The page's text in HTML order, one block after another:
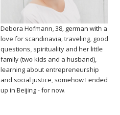
Debora Hofmann, 38, german with a
love for scandinavia, traveling, good
questions, spirituality and her little
family (two kids and a husband),
learning about entrepreneurship
and social justice, somehow I ended
up in Beijing - for now.